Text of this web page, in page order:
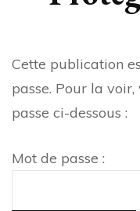
Cette publication
passe. Pour la
passe ci-dessous :
Mot de passe :